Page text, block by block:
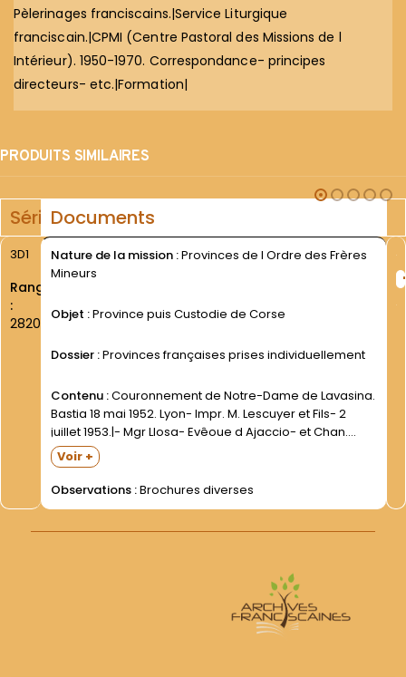
Pèlerinages franciscains.|Service Liturgique
franciscain.|CPMI (Centre Pastoral des Missions de l
Intérieur). 1950-1970. Correspondance- principes
directeurs- etc.|Formation|
PRODUITS SIMILAIRES
SérieDocuments
3D1
Rang
:
2820
Nature de la mission :Provinces de l Ordre des Frères
Mineurs
Objet :Province puis Custodie de Corse
Dossier :Provinces françaises prises individuellement
Contenu :Couronnement de Notre-Dame de Lavasina.
Bastia 18 mai 1952. Lyon- Impr. M. Lescuyer et Fils- 2
juillet 1953.|- Mgr Llosa- Evêoue d Ajaccio- et Chan.
Christiani- La Reine|Immaculée de la Corse...Lectures
et prières pour le Mois de Marie.|Ajaccio- Evêché-
1954.|...
Voir +
Observations :Brochures diverses